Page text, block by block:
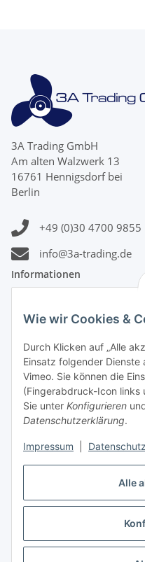
Alle
Wie wir Cookies &
Durch Klicken auf „Alle
Einsatz folgender Dienste
Vimeo. Sie können die
(Fingerabdruck-Icon links
Sie unter Konfigurieren
Datenschutzerklärung.
Impressum Datenschutz
3A Trading GmbH
Am alten Walzwerk 13
16761 Hennigsdorf bei
Berlin
+49 (0)30 4700 9855
info@3a-trading.de
Informationen
Gesetzliche Informationen
Zahlungsinformationen
Versandinformationen